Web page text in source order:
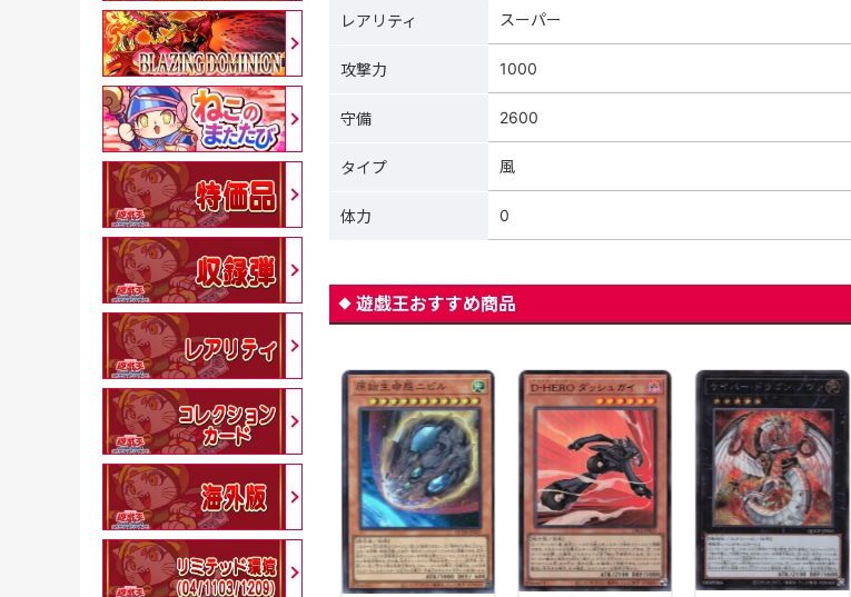
レアリティ スーパー
攻撃力 1000
守備 2600
タイプ 風
体力 0
遊戯王おすすめ商品